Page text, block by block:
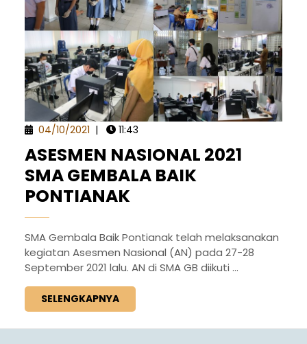
04/10/2021 | 11:43
ASESMEN NASIONAL 2021
SMA GEMBALA BAIK
PONTIANAK
SMA Gembala Baik Pontianak telah melaksanakan
kegiatan Asesmen Nasional (AN) pada 27-28
September 2021 lalu. AN di SMA GB diikuti ...
SELENGKAPNYA